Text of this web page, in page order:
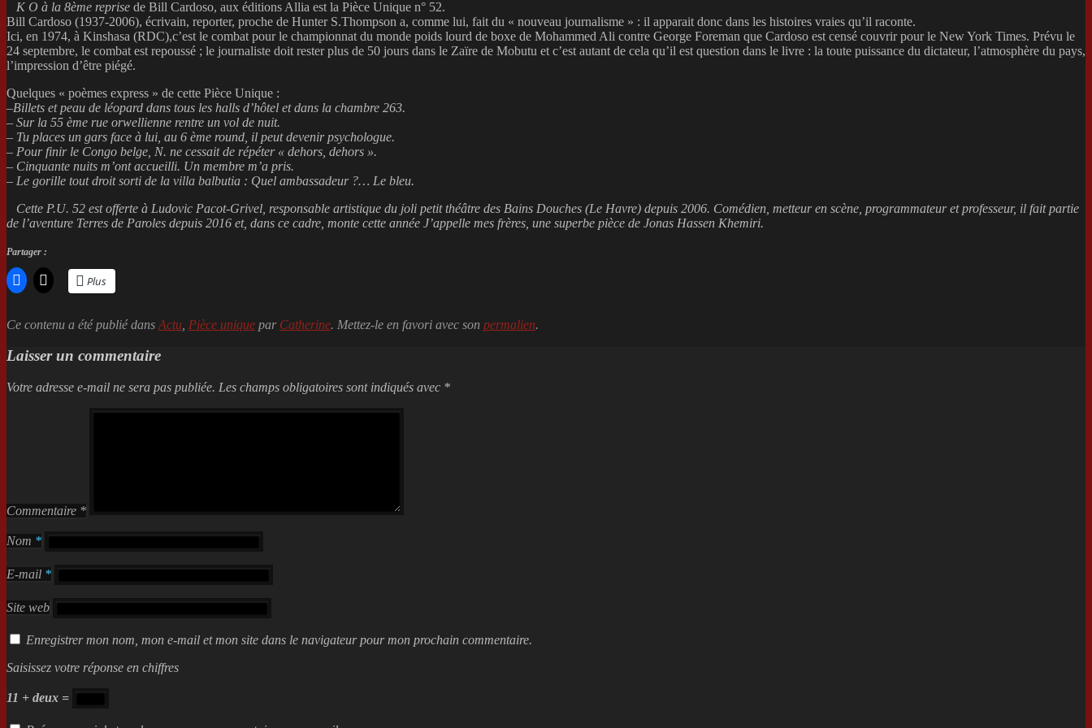
K O à la 8ème reprise de Bill Cardoso, aux éditions Allia est la Pièce Unique n° 52.
Bill Cardoso (1937-2006), écrivain, reporter, proche de Hunter S.Thompson a, comme lui, fait du « nouveau journalisme » : il apparait donc dans les histoires vraies qu’il raconte.
Ici, en 1974, à Kinshasa (RDC),c’est le combat pour le championnat du monde poids lourd de boxe de Mohammed Ali contre George Foreman que Cardoso est censé couvrir pour le New York Times. Prévu le
24 septembre, le combat est repoussé ; le journaliste doit rester plus de 50 jours dans le Zaïre de Mobutu et c’est autant de cela qu’il est question dans le livre : la toute puissance du dictateur, l’atmosphère du pays,
l’impression d’être piégé.
Quelques « poèmes express » de cette Pièce Unique :
–Billets et peau de léopard dans tous les halls d’hôtel et dans la chambre 263.
– Sur la 55 ème rue orwellienne rentre un vol de nuit.
– Tu places un gars face à lui, au 6 ème round, il peut devenir psychologue.
– Pour finir le Congo belge, N. ne cessait de répéter « dehors, dehors ».
– Cinquante nuits m’ont accueilli. Un membre m’a pris.
– Le gorille tout droit sorti de la villa balbutia : Quel ambassadeur ?… Le bleu.
Cette P.U. 52 est offerte à Ludovic Pacot-Grivel, responsable artistique du joli petit théâtre des Bains Douches (Le Havre) depuis 2006. Comédien, metteur en scène, programmateur et professeur, il fait partie
de l’aventure Terres de Paroles depuis 2016 et, dans ce cadre, monte cette année J’appelle mes frères , une superbe pièce de Jonas Hassen Khemiri.
Partager :
Plus
Ce contenu a été publié dans Actu Pièce unique par Catherine. Mettez-le en favori avec son permalien.
Laisser un commentaire
Votre adresse e-mail ne sera pas publiée. Les champs obligatoires sont indiqués avec *
Commentaire *
Nom *
E-mail *
Site web
Enregistrer mon nom, mon e-mail et mon site dans le navigateur pour mon prochain commentaire.
Saisissez votre réponse en chiffres
11 + deux =